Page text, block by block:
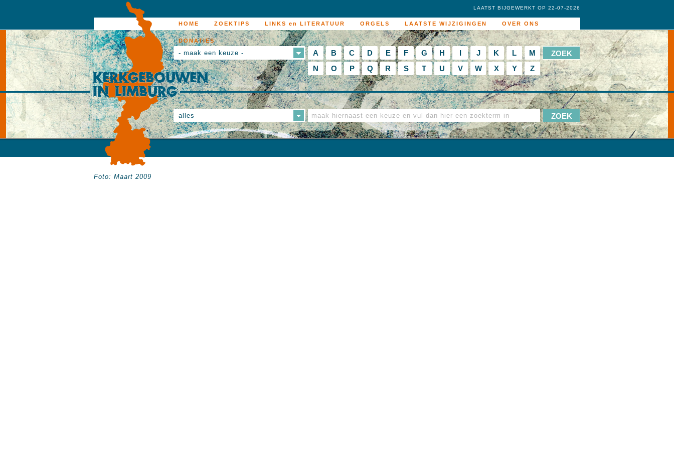
HOME ZOEKTIPS LINKS en LITERATUUR ORGELS LAATSTE WIJZIGINGEN OVER ONS
DONATIES
LAATST BIJGEWERKT OP 22-07-2026
- maak een keuze - A B C D E F G H I J K L
M
N
O P Q R S T U V W X Y Z
alles
Foto: Maart 2009